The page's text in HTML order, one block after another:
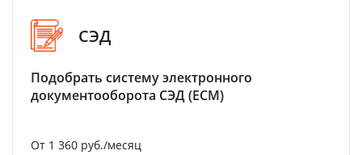
СЭД
Подобрать систему электронного
документооборота СЭД (ECM)
От 1 360 руб./месяц